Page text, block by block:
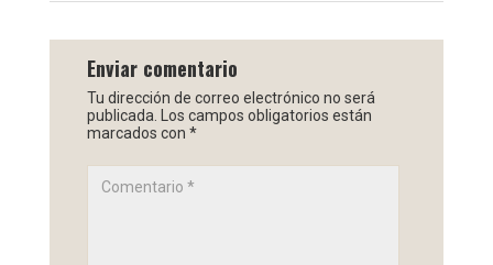
Enviar comentario
Tu dirección de correo electrónico no será
publicada.
Los campos obligatorios están
marcados con *